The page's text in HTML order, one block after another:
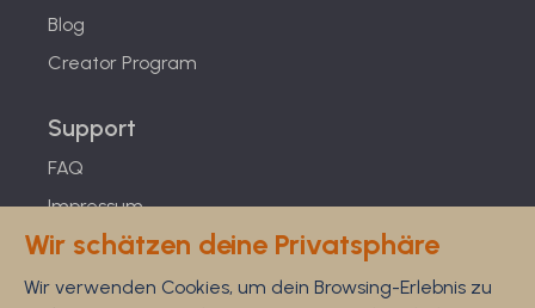
Blog
Creator Program
Support
FAQ
Impressum
Studien
Feel Good Guarantee
Wir schätzen deine Privatsphäre
Wir verwenden Cookies, um dein Browsing-Erlebnis zu